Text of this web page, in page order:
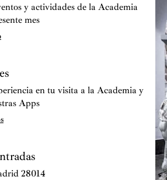
y actividades de la Academia
mes
en tu visita a la Academia y
Apps
28014